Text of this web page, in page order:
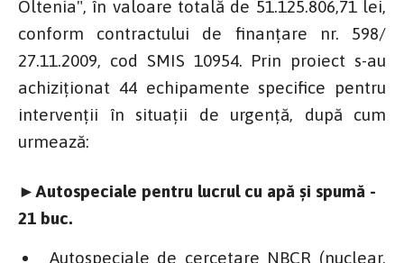
Oltenia", în valoare totală de 51.125.806,71 lei,
conform contractului de finanțare nr. 598/
27.11.2009, cod SMIS 10954. Prin proiect s-au
achiziționat 44 echipamente specifice pentru
intervenții în situații de urgență, după cum
urmează:
►Autospeciale pentru lucrul cu apă și spumă -
21 buc.
Autospeciale de cercetare NBCR (nuclear,